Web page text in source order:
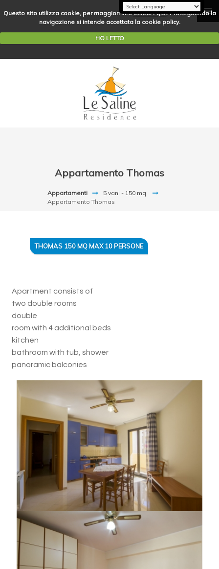
Questo sito utilizza cookie, per maggiori infoCLICCA QUI. Proseguendo la
navigazione si intende accettata la cookie policy.
HO LETTO
Appartamento Thomas
Appartamenti
5 vani - 150 mq
Appartamento Thomas
THOMAS 150 MQ MAX 10 PERSONE
Apartment consists of
two double rooms
double
room with 4 additional beds
kitchen
bathroom with tub, shower
panoramic balconies